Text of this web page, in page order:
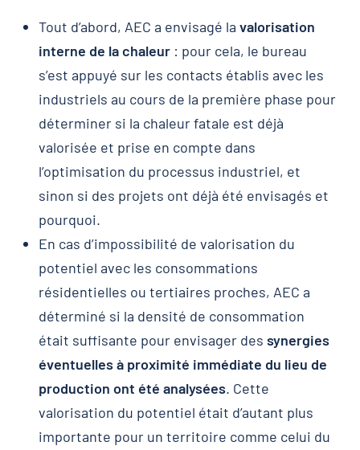
Tout d’abord, AEC a envisagé la valorisation
interne de la chaleur : pour cela, le bureau
s’est appuyé sur les contacts établis avec les
industriels au cours de la première phase pour
déterminer si la chaleur fatale est déjà
valorisée et prise en compte dans
l’optimisation du processus industriel, et
sinon si des projets ont déjà été envisagés et
pourquoi.
En cas d’impossibilité de valorisation du
potentiel avec les consommations
résidentielles ou tertiaires proches, AEC a
déterminé si la densité de consommation
était suffisante pour envisager des synergies
éventuelles à proximité immédiate du lieu de
production ont été analysées. Cette
valorisation du potentiel était d’autant plus
importante pour un territoire comme celui du